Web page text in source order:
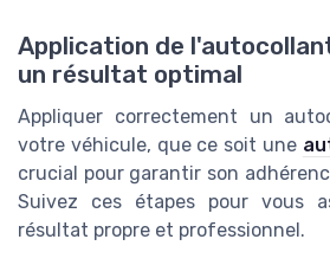
Application de
un résultat optimal
Appliquer correctement un
votre véhicule, que ce soit une
crucial pour garantir son
Suivez ces étapes pour vous
résultat propre et professionnel.